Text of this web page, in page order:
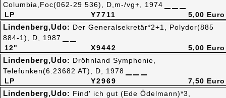
Y7711
LP
Columbia,Foc(062-29 536), D,m-/vg+, 1974
5,00 Euro
X9442
12"
Lindenberg,Udo: Der Generalsekretär*2+1, Polydor(885
884-1), D, 1987
5,00 Euro
Y2969
LP
Lindenberg,Udo: Dröhnland Symphonie,
Telefunken(6.23682 AT), D, 1978
7,50 Euro
Lindenberg,Udo: Find' ich gut (Ede Ödelmann)*3,